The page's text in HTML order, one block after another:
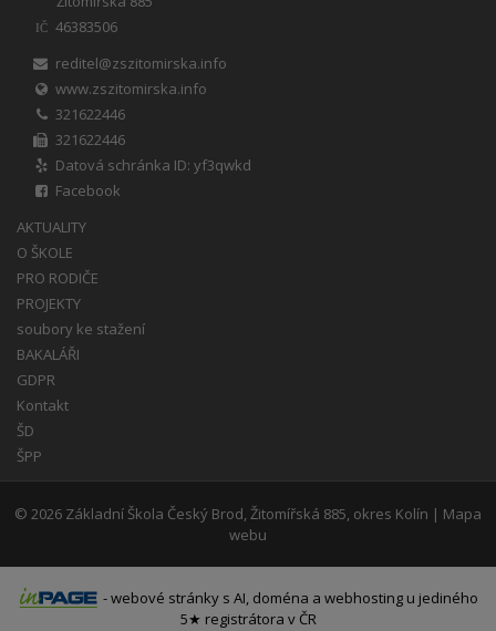
IČ
46383506
reditel@zszitomirska.info
www.zszitomirska.info
321622446
321622446
Datová schránka ID: yf3qwkd
Facebook
AKTUALITY
O ŠKOLE
PRO RODIČE
PROJEKTY
soubory ke stažení
BAKALÁŘI
GDPR
Kontakt
ŠD
ŠPP
© 2026 Základní Škola Český Brod, Žitomířská 885, okres Kolín | Mapa
webu
-webové stránky s AI, doména a webhosting u jediného
5★ registrátora v ČR